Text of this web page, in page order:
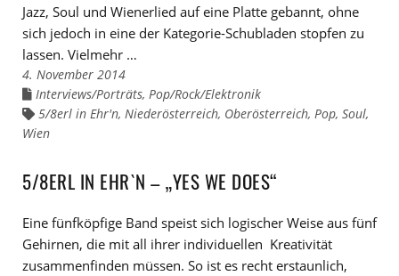
Jazz, Soul und Wienerlied auf eine Platte gebannt, ohne
sich jedoch in eine der Kategorie-Schubladen stopfen zu
lassen. Vielmehr …
4. November 2014
Links
den
Kategorien
Interviews/Porträts, Pop/Rock/Elektronik
Links
den
5/8erl in Ehr'n, Niederösterreich, Oberösterreich, Pop, Soul,
Wien
5/8ERL IN EHR`N – „YES WE DOES“
Eine fünfköpfige Band speist sich logischer Weise aus fünf
Gehirnen, die mit all ihrer individuellen Kreativität
zusammenfinden müssen. So ist es recht erstaunlich,